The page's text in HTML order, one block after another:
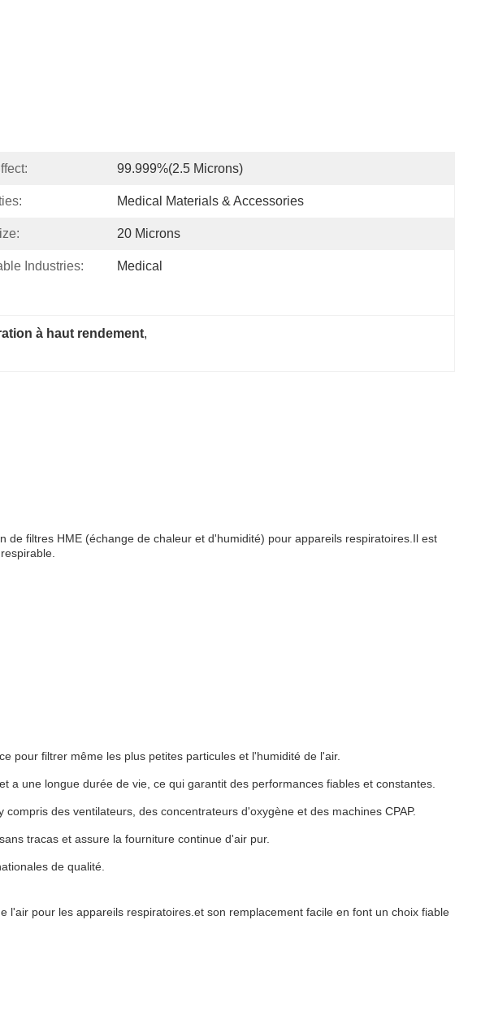
99.999%(2.5 Microns)
Medical Materials & Accessories
20 Microns
Industries: Medical
à haut rendement,
filtres HME (échange de chaleur et d'humidité) pour appareils respiratoires.Il est
pour filtrer même les plus petites particules et l'humidité de l'air.
une longue durée de vie, ce qui garantit des performances fiables et constantes.
des ventilateurs, des concentrateurs d'oxygène et des machines CPAP.
tracas et assure la fourniture continue d'air pur.
de qualité.
pour les appareils respiratoires.et son remplacement facile en font un choix fiable